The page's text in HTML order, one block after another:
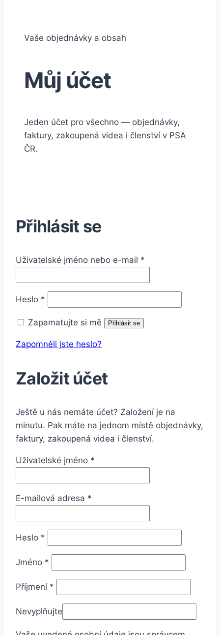
Vaše objednávky a obsah
Můj účet
Jeden účet pro všechno — objednávky,
faktury, zakoupená videa i členství v PSA
ČR.
Přihlásit se
Uživatelské jméno nebo e-mail *
Heslo *
Zapamatujte si mě Přihlásit se
Zapomněli jste heslo?
Založit účet
Ještě u nás nemáte účet? Založení je na
minutu. Pak máte na jednom místě objednávky,
faktury, zakoupená videa i členství.
Uživatelské jméno *
E-mailová adresa *
Heslo *
Jméno *
Příjmení *
Nevyplňujte